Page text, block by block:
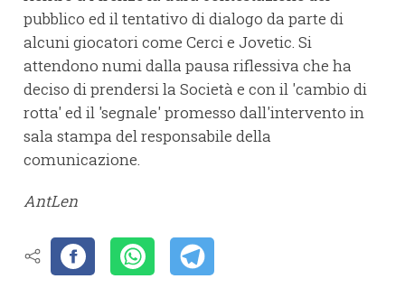
pubblico ed il tentativo di dialogo da parte di
alcuni giocatori come Cerci e Jovetic. Si
attendono numi dalla pausa riflessiva che ha
deciso di prendersi la Società e con il 'cambio di
rotta' ed il 'segnale' promesso dall'intervento in
sala stampa del responsabile della
comunicazione.
AntLen